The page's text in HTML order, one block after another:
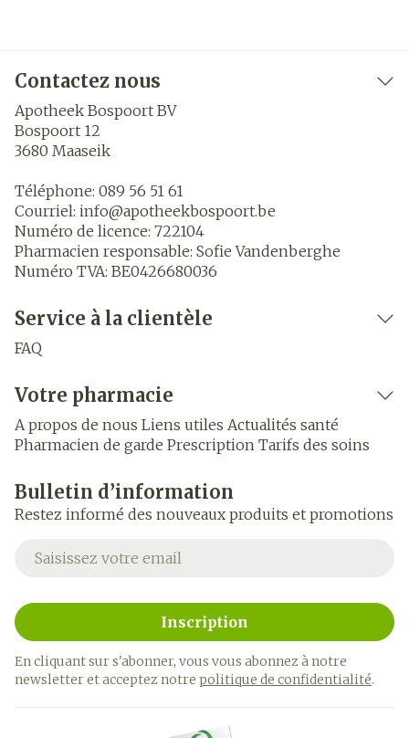
Contactez nous
Apotheek Bospoort BV
Bospoort 12
3680 Maaseik
Téléphone: 089 56 51 61
Courriel: info@apotheekbospoort.be
Numéro de licence: 722104
Pharmacien responsable: Sofie Vandenberghe
Numéro TVA: BE0426680036
Service à la clientèle
FAQ
Votre pharmacie
A propos de nous Liens utiles Actualités santé
Pharmacien de garde Prescription Tarifs des soins
Bulletin d’information
Restez informé des nouveaux produits et promotions
Adresse mail
Inscription
En cliquant sur s'abonner, vous vous abonnez à notre
newsletter et acceptez notre politique de confidentialité.